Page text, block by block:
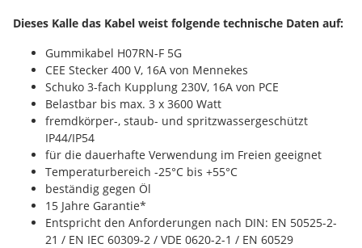
Dieses Kalle das Kabel weist folgende technische Daten auf:
Gummikabel H07RN-F 5G
CEE Stecker 400 V, 16A von Mennekes
Schuko 3-fach Kupplung 230V, 16A von PCE
Belastbar bis max. 3 x 3600 Watt
fremdkörper-, staub- und spritzwassergeschützt
IP44/IP54
für die dauerhafte Verwendung im Freien geeignet
Temperaturbereich -25°C bis +55°C
beständig gegen Öl
15 Jahre Garantie*
Entspricht den Anforderungen nach DIN: EN 50525-2-
21 / EN IEC 60309-2 / VDE 0620-2-1 / EN 60529